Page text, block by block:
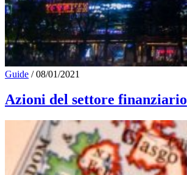
Guide / 08/01/2021
Azioni del settore finanziario